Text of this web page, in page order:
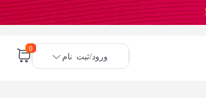
ورود/ثبت نام
0